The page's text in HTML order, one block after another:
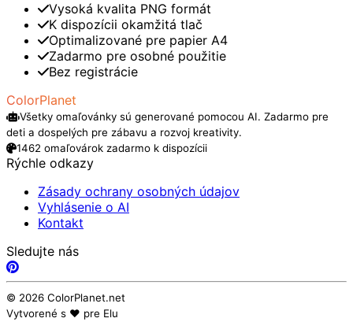
Vysoká kvalita PNG formát
K dispozícii okamžitá tlač
Optimalizované pre papier A4
Zadarmo pre osobné použitie
Bez registrácie
ColorPlanet
Všetky omaľovánky sú generované pomocou AI. Zadarmo pre
deti a dospelých pre zábavu a rozvoj kreativity.
1462 omaľovárok zadarmo k dispozícii
Rýchle odkazy
Zásady ochrany osobných údajov
Vyhlásenie o AI
Kontakt
Sledujte nás
© 2026 ColorPlanet.net
Vytvorené s ❤️ pre Elu